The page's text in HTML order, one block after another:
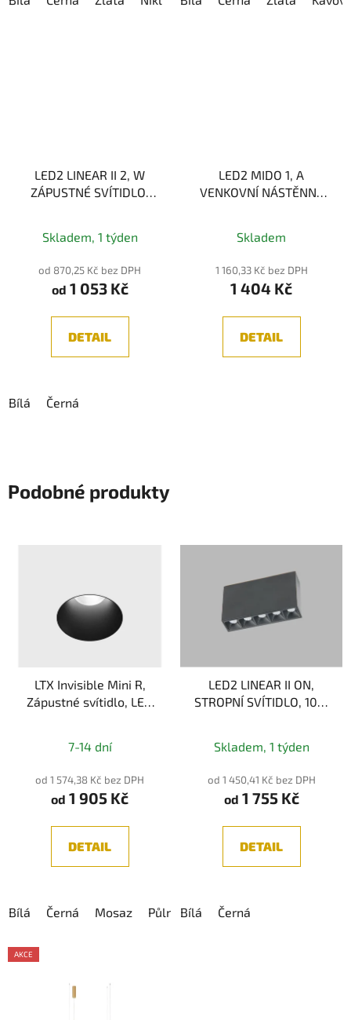
LED2 LINEAR II 2, W
ZÁPUSTNÉ SVÍTIDLO,
Skladem, 1 týden
od 870,25 Kč bez DPH
od 1 053 Kč
DETAIL
Bílá Černá
LED2 MIDO 1, A
VENKOVNÍ NÁSTĚNNÉ
Skladem
1 160,33 Kč bez DPH
1 404 Kč
DETAIL
Podobné produkty
LTX Invisible Mini R,
Zápustné svítidlo, LED
7-14 dní
od 1 574,38 Kč bez DPH
od 1 905 Kč
DETAIL
Bílá Černá Mosaz Půlnoc Diamant
LED2 LINEAR II ON,
STROPNÍ SVÍTIDLO, 10W
Skladem, 1 týden
od 1 450,41 Kč bez DPH
od 1 755 Kč
DETAIL
Bílá Černá
AKCE